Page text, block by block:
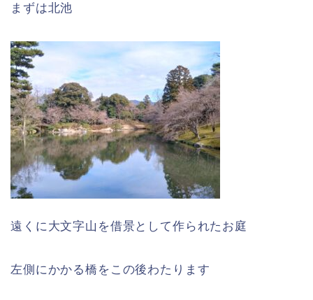
まずは北池
遠くに大文字山を借景として作られたお庭
左側にかかる橋をこの後わたります